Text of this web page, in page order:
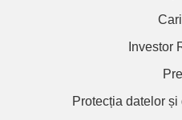
Investor
Protecția datelor